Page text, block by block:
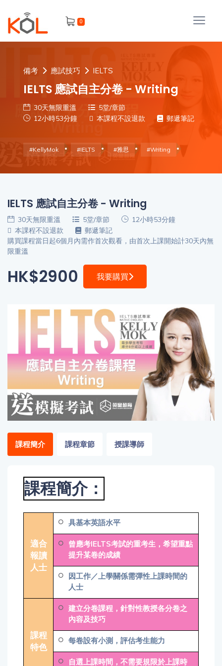
0
進
階
搜
題
習
課
程
備
考
導
價
(19)
(81)
選
「同
合所
有標
籤」
篩選結果
程
我
的
功
課
的
密
登出
備考 應試技巧 IELTS
IELTS 應試自主分卷 - Writing
30天無限重溫
5堂/章節
12小時53分鐘
本課程不設退款 郵遞筆記
#KellyMok #IELTS #雅思 #Writing
IELTS 應試自主分卷 - Writing
30天無限重溫 5堂/章節
12小時53分鐘
本課程不設退款
郵遞筆記
購買課程當日起6個月內需作首次觀看，由首次上課開始計30天內無
限重溫
HK$2900 我要購買
課程簡介 課程章節 授課導師
課程簡介：
適合
報讀
人士
具基本英語水平
曾應考IELTS考試的重考生，希望重點
提升某卷的成績
因工作／上學關係需彈性上課時間的
人士
課程
特色
建立分卷課程，針對性教授各分卷之
內容及技巧
每卷設有小測，評估考生能力
自選上課時間，不需要規限於上課時